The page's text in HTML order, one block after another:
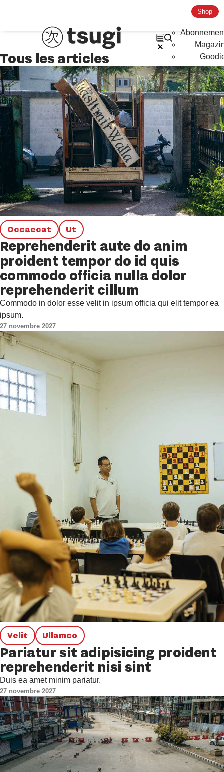
Shop
Tous les articles
Occaecat Ut
Reprehenderit aute do anim
proident tempor do id quis
commodo officia nulla dolor
reprehenderit cillum
Commodo in dolor esse velit in ipsum officia qui elit tempor ea
ipsum.
27 novembre 2027
Velit Ullamco
Pariatur sit adipisicing proident
reprehenderit nisi sint
Duis ea amet minim pariatur.
27 novembre 2027